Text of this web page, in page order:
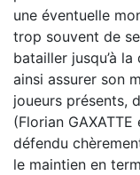
une éventuelle
trop souvent de
batailler jusqu’à
ainsi assurer son
joueurs présents,
(Florian
défendu
le maintien en